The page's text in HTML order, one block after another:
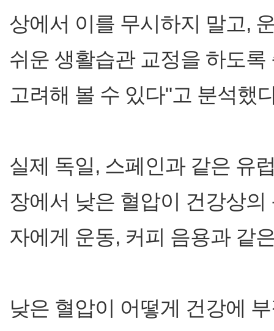
상에서 이를 무시하지 말고,
쉬운 생활습관 교정을 하도
고려해 볼 수 있다"고 분석했
실제 독일, 스페인과 같은 유
장에서 낮은 혈압이 건강상
자에게 운동, 커피 음용과 같
낮은 혈압이 어떻게 건강에